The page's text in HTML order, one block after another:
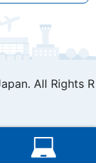
All Rights R